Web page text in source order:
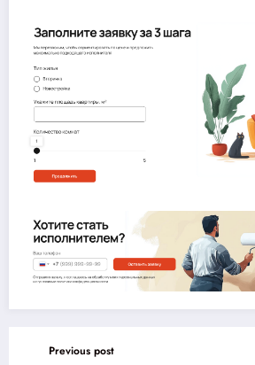
Previous post